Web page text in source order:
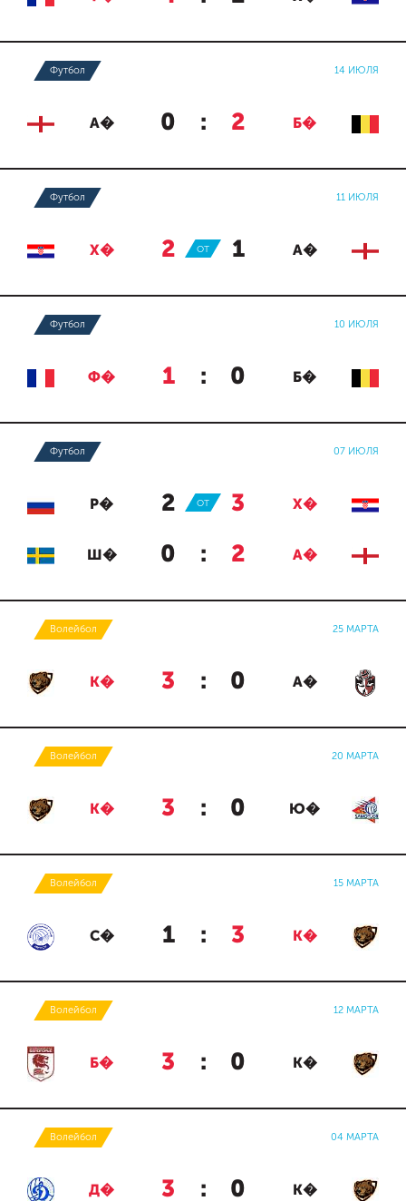
Футбол 14 ИЮЛЯ
А� 0 : 2 Б�
Футбол 11 ИЮЛЯ
Х� 2 : 1 А�
ОТ
Футбол 10 ИЮЛЯ
Ф� 1 : 0 Б�
Футбол 07 ИЮЛЯ
Р� 2 : 3 Х�
ОТ
Ш� 0 : 2 А�
Волейбол 25 МАРТА
К� 3 : 0 А�
Волейбол 20 МАРТА
К� 3 : 0 Ю�
Волейбол 15 МАРТА
С� 1 : 3 К�
Волейбол 12 МАРТА
Б� 3 : 0 К�
Волейбол 04 МАРТА
Д� 3 : 0 К�